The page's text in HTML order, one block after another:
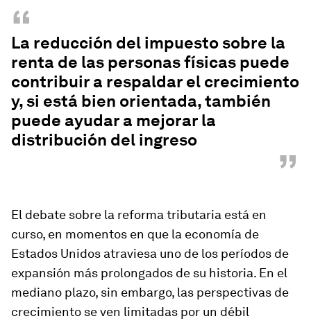
“
La reducción del impuesto sobre la
renta de las personas físicas puede
contribuir a respaldar el crecimiento
y, si está bien orientada, también
puede ayudar a mejorar la
distribución del ingreso
”
El debate sobre la reforma tributaria está en
curso, en momentos en que la economía de
Estados Unidos atraviesa uno de los períodos de
expansión más prolongados de su historia. En el
mediano plazo, sin embargo, las perspectivas de
crecimiento se ven limitadas por un débil